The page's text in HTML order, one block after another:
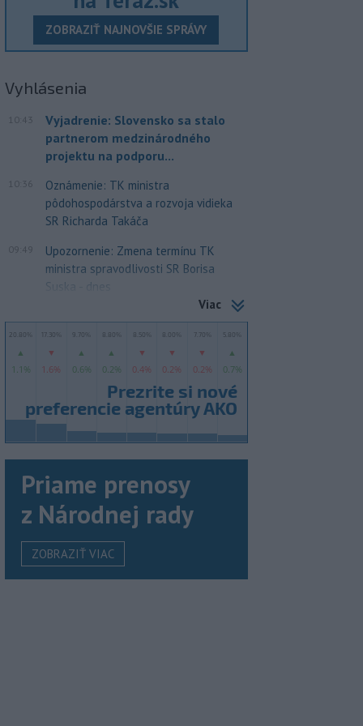
ZOBRAZIŤ NAJNOVŠIE SPRÁVY
Vyhlásenia
10:43
Vyjadrenie: Slovensko sa stalo
partnerom medzinárodného
projektu na podporu...
10:36
Oznámenie: TK ministra
pôdohospodárstva a rozvoja vidieka
SR Richarda Takáča
09:49
Upozornenie: Zmena termínu TK
ministra spravodlivosti SR Borisa
Suska - dnes
Viac
Priame prenosy
z Národnej rady
ZOBRAZIŤ VIAC